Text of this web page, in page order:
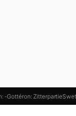
-Gottéron: Zitterpartie